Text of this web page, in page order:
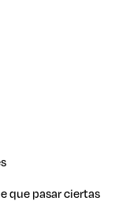
que pasar ciertas